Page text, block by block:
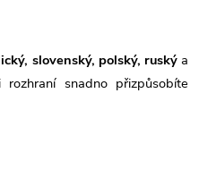
slovenský, polský, ruský a
snadno přizpůsobíte